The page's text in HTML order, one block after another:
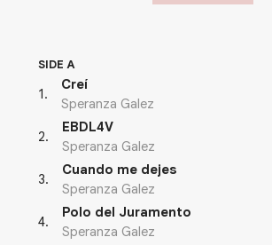
SIDE A
1 .
Creí
Speranza Galez
2.
EBDL4V
Speranza Galez
3.
Cuando me dejes
Speranza Galez
4.
Polo del Juramento
Speranza Galez